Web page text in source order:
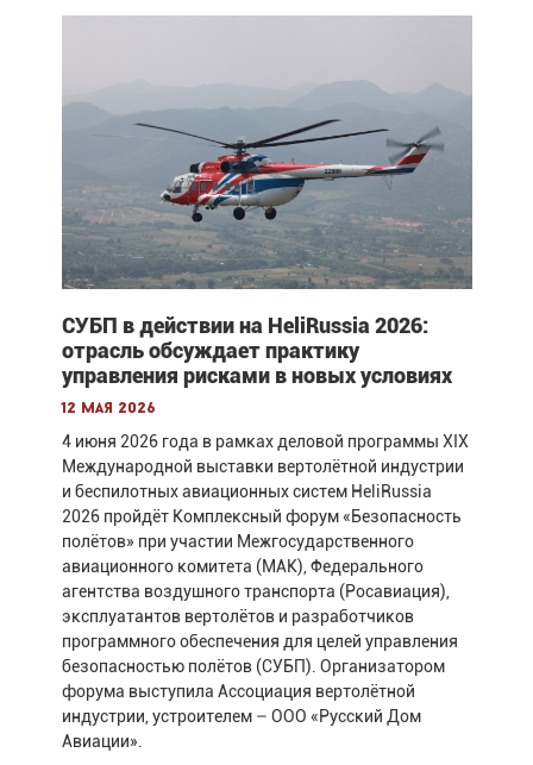
СУБП в действии на HeliRussia 2026:
отрасль обсуждает практику
управления рисками в новых условиях
12 мая 2026
4 июня 2026 года в рамках деловой программы XIX
Международной выставки вертолётной индустрии
и беспилотных авиационных систем HeliRussia
2026 пройдёт Комплексный форум «Безопасность
полётов» при участии Межгосударственного
авиационного комитета (МАК), Федерального
агентства воздушного транспорта (Росавиация),
эксплуатантов вертолётов и разработчиков
программного обеспечения для целей управления
безопасностью полётов (СУБП). Организатором
форума выступила Ассоциация вертолётной
индустрии, устроителем – ООО «Русский Дом
Авиации».